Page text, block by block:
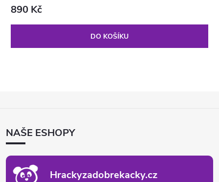
890 Kč
DO KOŠÍKU
ANAŠE ESHOPY
Hrackyzadobrekacky.cz